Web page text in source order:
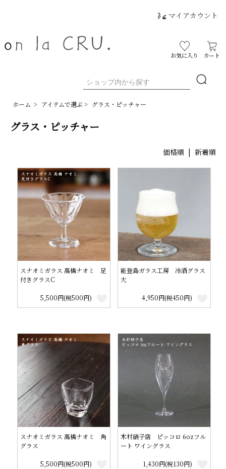
マイアカウント
お気に入り カート
ホーム > アイテムで選ぶ > グラス・ピッチャー
グラス・ピッチャー
価格順 | 新着順
スナオミガラス 高橋ナオミ 足
付きグラスC
5,500円(税500円)
能登島ガラス工房 冷酒グラス
大
4,950円(税450円)
スナオミガラス 高橋ナオミ 角
グラス
5,500円(税500円)
木村硝子店 ピッコロ 6ozフル
ート ワイングラス
1,430円(税130円)